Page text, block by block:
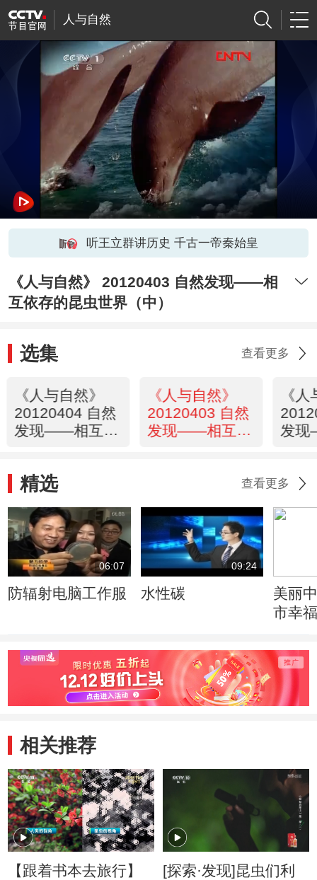
人与自然
听王立群讲历史 千古一帝秦始皇
《人与自然》 20120403 自然发现——相
互依存的昆虫世界（中）
选集 查看更多
《人与自然》
20120404 自然
发现——相互依
《人与自然》
20120403 自然
发现——相互依
《
发
精选 查看更多
06:07
防辐射电脑工作服
09:24
水性碳
美丽
市幸
相关推荐
【跟着书本去旅行】
[探索·发现]昆虫们利